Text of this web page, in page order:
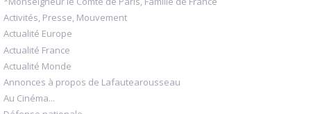
Activités, Presse, Mouvement
Actualité Europe
Actualité France
Actualité Monde
Annonces à propos de Lafautearousseau
Au Cinéma...